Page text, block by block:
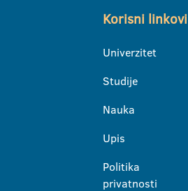
Korisni linkovi
Univerzitet
Studije
Nauka
Upis
Politika
privatnosti